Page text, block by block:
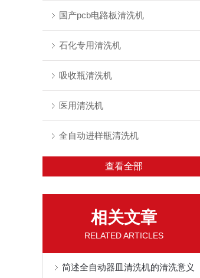
国产pcb电路板清洗机
石化专用清洗机
吸收瓶清洗机
医用清洗机
全自动进样瓶清洗机
查看全部
相关文章
RELATED ARTICLES
简述全自动器皿清洗机的清洗意义